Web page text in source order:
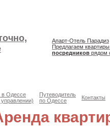
Апарт-Отель Парадиз
Предлагаем
посредников рядом
в Одессе
Путеводитель
по Одессе
Контакты